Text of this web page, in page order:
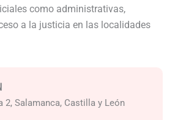
como administrativas,
a la justicia en las localidades
2, Salamanca, Castilla y León